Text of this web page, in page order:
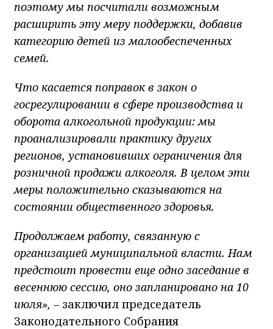
поэтому мы посчитали возможным
расширить эту меру поддержки, добавив
категорию детей из малообеспеченных
семей.
Что касается поправок в закон о
госрегулировании в сфере производства и
оборота алкогольной продукции: мы
проанализировали практику других
регионов, установивших ограничения для
розничной продажи алкоголя. В целом эти
меры положительно сказываются на
состоянии общественного здоровья.
Продолжаем работу, связанную с
организацией муниципальной власти. Нам
предстоит провести еще одно заседание в
весеннюю сессию, оно запланировано на 10
июля», – заключил председатель
Законодательного Собрания